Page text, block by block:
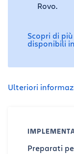
Rovo.
Scopri di
disponibili
Ulteriori
Preparati